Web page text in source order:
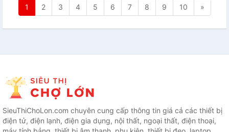
1 2 3 4 5 6 7 8 9 10 »
SieuThiChoLon.com chuyên cung cấp thông tin giá cả các thiết bị
điện tử, điện lạnh, điện gia dụng, nội thất, ngoại thất, điện thoại,